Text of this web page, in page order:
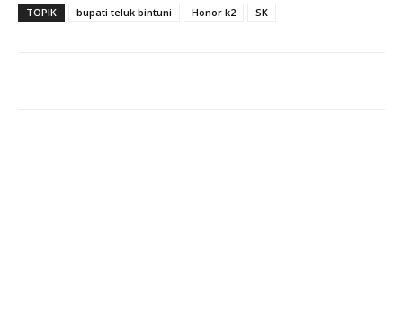
TOPIK bupati teluk bintuni Honor k2 SK